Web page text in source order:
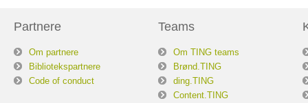
Partnere
Om partnere
Bibliotekspartnere
Code of conduct
Teams
Om TING teams
Brønd.TING
ding.TING
Content.TING